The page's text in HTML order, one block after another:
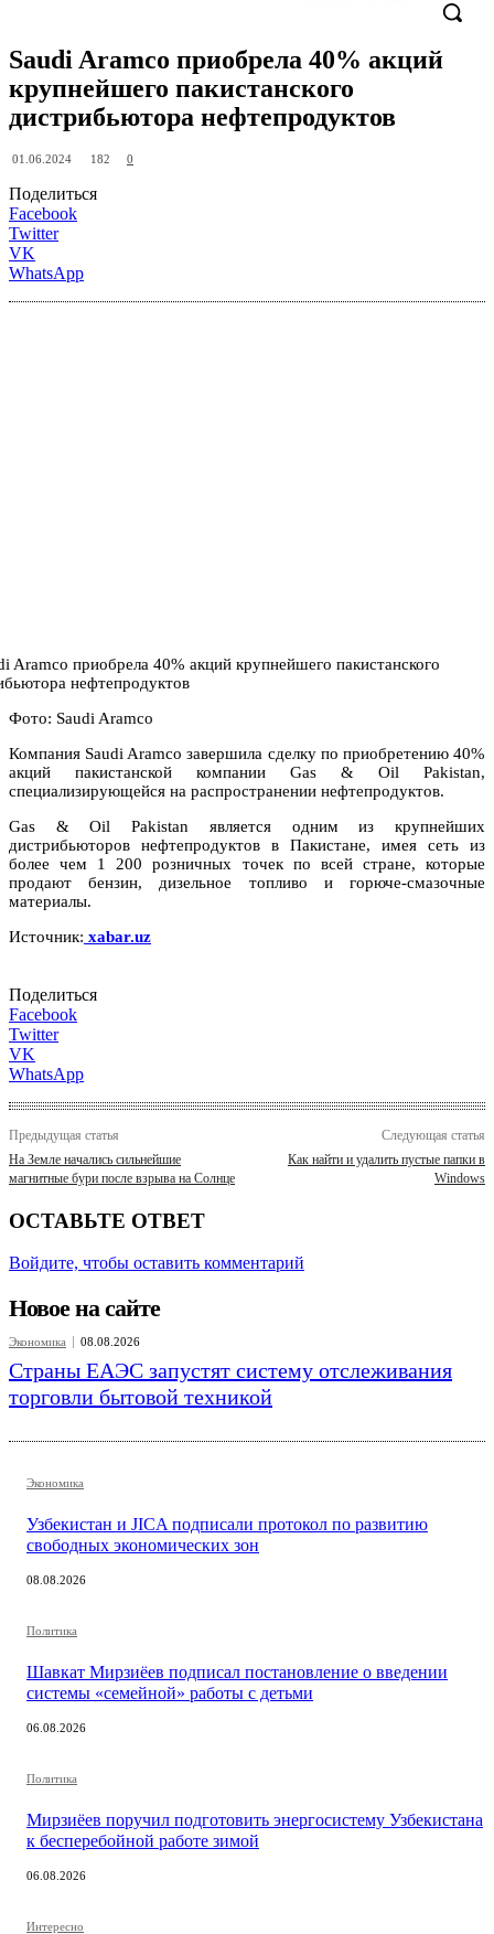
Saudi Aramco приобрела 40% акций
крупнейшего пакистанского
дистрибьютора нефтепродуктов
01.06.2024 182 0
Поделиться
Facebook
Twitter
VK
WhatsApp
Фото: Saudi Aramco
Компания Saudi Aramco завершила сделку по приобретению 40%
акций пакистанской компании Gas & Oil Pakistan,
специализирующейся на распространении нефтепродуктов.
Gas & Oil Pakistan является одним из крупнейших
дистрибьюторов нефтепродуктов в Пакистане, имея сеть из
более чем 1 200 розничных точек по всей стране, которые
продают бензин, дизельное топливо и горюче-смазочные
материалы.
Источник: xabar.uz
Поделиться
Facebook
Twitter
VK
WhatsApp
Предыдущая статья
На Земле начались сильнейшие
магнитные бури после взрыва на Солнце
Следующая статья
Как найти и удалить пустые папки в
Windows
ОСТАВЬТЕ ОТВЕТ
Войдите, чтобы оставить комментарий
Новое на сайте
Экономика 08.08.2026
Страны ЕАЭС запустят систему отслеживания
торговли бытовой техникой
Экономика
Узбекистан и JICA подписали протокол по развитию
свободных экономических зон
08.08.2026
Политика
Шавкат Мирзиёев подписал постановление о введении
системы «семейной» работы с детьми
06.08.2026
Политика
Мирзиёев поручил подготовить энергосистему Узбекистана
к бесперебойной работе зимой
06.08.2026
Интересно